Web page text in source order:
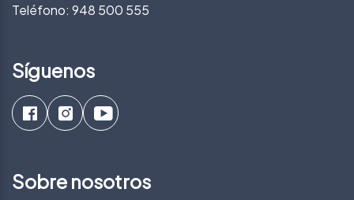
Teléfono: 948 500 555
Síguenos
Sobre nosotros